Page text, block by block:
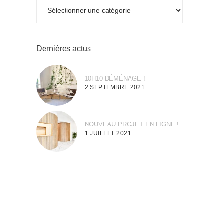
Dernières actus
10H10 DÉMÉNAGE !
2 SEPTEMBRE 2021
NOUVEAU PROJET EN LIGNE !
1 JUILLET 2021